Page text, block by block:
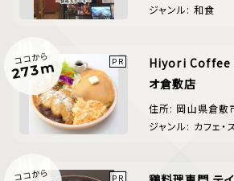
ジャンル: 和食
ココから
273m
Hiyori Coffee
オ倉敷店
住所: 岡山県倉敷
ジャンル: カフェ・
ココから